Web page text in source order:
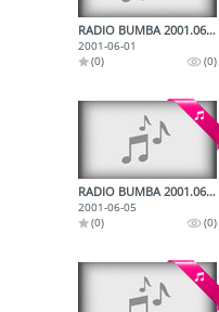
RADIO BUMBA 2001.06.01.
2001-06-01
(0)
(0)
RADIO BUMBA 2001.06.05.
2001-06-05
(0)
(0)